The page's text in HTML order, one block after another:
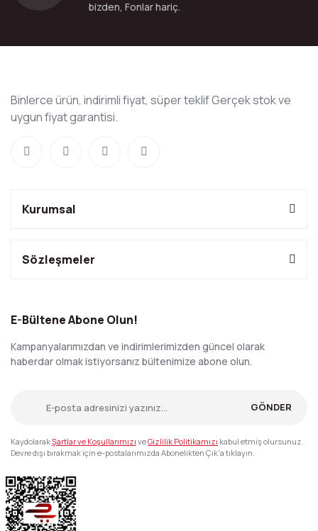
bizden, Fonlar hariç.
Binlerce ürün, indirimli fiyat, süper teklif Gerçek stok ve
uygun fiyat garantisi.
Kurumsal
Sözleşmeler
E-Bültene Abone Olun!
Kampanyalarımızdan ve indirimlerimizden güncel olarak
haberdar olmak istiyorsanız bültenimize abone olun.
GÖNDER
KaydolarakŞartlar ve Koşullarımızı veGizlilik Politikamızı kabul etmiş olursunuz.
Devre dışı bırakmak için e-postalarımızda Abonelikten Çık'a tıklayın.